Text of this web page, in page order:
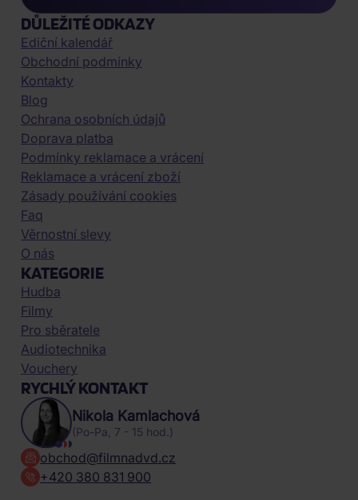
DŮLEŽITÉ ODKAZY
Ediční kalendář
Obchodní podmínky
Kontakty
Blog
Ochrana osobních údajů
Doprava platba
Podmínky reklamace a vrácení
Reklamace a vrácení zboží
Zásady používání cookies
Faq
Věrnostní slevy
O nás
KATEGORIE
Hudba
Filmy
Pro sběratele
Audiotechnika
Vouchery
RYCHLÝ KONTAKT
Nikola Kamlachová
(Po-Pa, 7 - 15 hod.)
obchod@filmnadvd.cz
+420 380 831 900